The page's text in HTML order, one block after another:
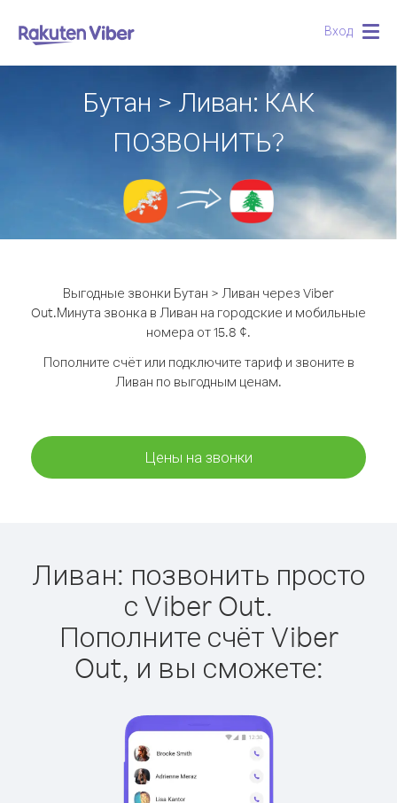
Вход
Бутан > Ливан: КАК
ПОЗВОНИТЬ?
Выгодные звонки Бутан > Ливан через Viber
Out.Минута звонка в Ливан на городские и мобильные
номера от 15.8 ¢.
Пополните счёт или подключите тариф и звоните в
Ливан по выгодным ценам.
Цены на звонки
Ливан: позвонить просто
с Viber Out.
Пополните счёт Viber
Out, и вы сможете: